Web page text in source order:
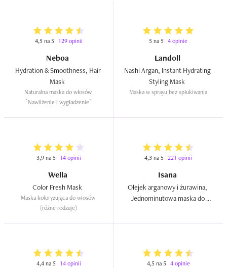
4,5 na 5 129 opinii
Neboa
Hydration & Smoothness, Hair
Naturalna maska do włosów
`Nawilżenie i wygładzenie`
5 na 5 4 opinie
Landoll
Nashi Argan, Instant Hydrating
Maska w sprayu bez spłukiwania
3,9 na 5 14 opinii
Wella
Maska koloryzująca do włosów
(różne rodzaje)
4,3 na 5 221 opinii
Isana
Olejek arganowy i żurawina,
Jednominutowa maska do
4,4 na 5 14 opinii 4,5 na 5 4 opinie